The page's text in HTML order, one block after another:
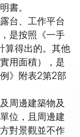
書。
台、工作平台
是按照《一手
算得出的。其他
用面積），是
》附表2第2部
周邊建築物及
位，且周邊建
對景觀並不作